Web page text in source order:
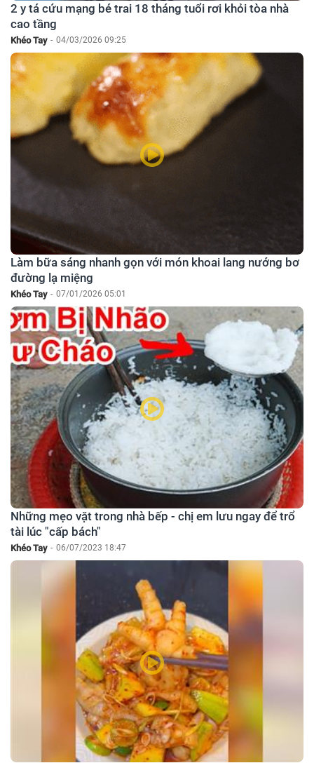
2 y tá cứu mạng bé trai 18 tháng tuổi rơi khỏi tòa nhà
cao tầng
Khéo Tay - 04/03/2026 09:25
Làm bữa sáng nhanh gọn với món khoai lang nướng bơ
đường lạ miệng
Khéo Tay - 07/01/2026 05:01
Những mẹo vặt trong nhà bếp - chị em lưu ngay để trổ
tài lúc "cấp bách"
Khéo Tay - 06/07/2023 18:47